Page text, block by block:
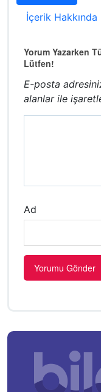
İçerik Hakkında
Yorum Yazarken
Lütfen!
E-posta
alanlar ile
Ad